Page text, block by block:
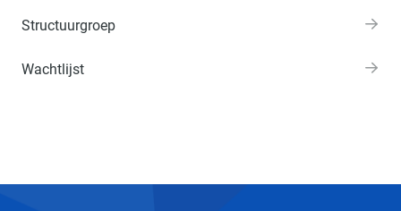
Structuurgroep
Wachtlijst